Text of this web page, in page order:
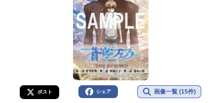
ポスト シェア 画像一覧 (15件)